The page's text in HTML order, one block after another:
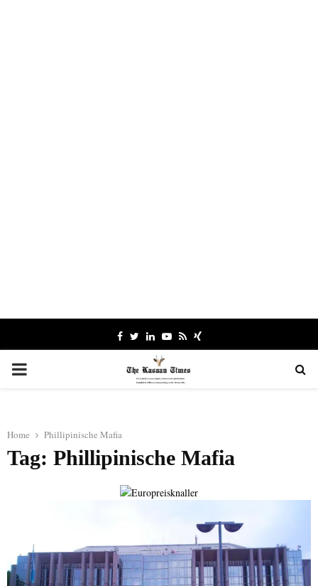
Facebook
TwitterLinkedinYoutube
RssXing
PRIMARY
Home Phillipinische Mafia
Tag: Phillipinische Mafia